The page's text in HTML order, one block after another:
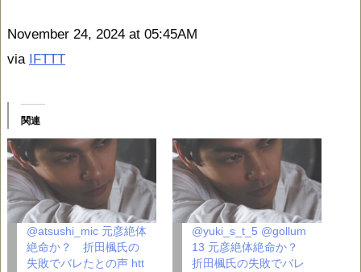
November 24, 2024 at 05:45AM
via IFTTT
関連
@atsushi_mic 元彦絶体
絶命か？ 折田楓氏の
失敗でバレたとの声 htt
@yuki_s_t_5 @gollum
13 元彦絶体絶命か？
折田楓氏の失敗でバレ